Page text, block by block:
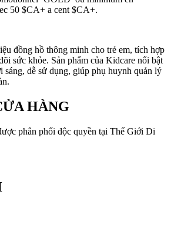
50 $CA+ a cent $CA+.
đồng hồ thông minh cho trẻ em, tích hợp
sức khỏe. Sản phẩm của Kidcare nổi bật
sáng, dễ sử dụng, giúp phụ huynh quản lý
HÀNG
phân phối độc quyền tại Thế Giới Di